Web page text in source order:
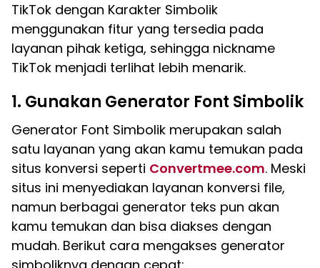
TikTok dengan Karakter Simbolik
menggunakan fitur yang tersedia pada
layanan pihak ketiga, sehingga nickname
TikTok menjadi terlihat lebih menarik.
1. Gunakan Generator Font Simbolik
Generator Font Simbolik merupakan salah
satu layanan yang akan kamu temukan pada
situs konversi seperti Convertmee.com. Meski
situs ini menyediakan layanan konversi file,
namun berbagai generator teks pun akan
kamu temukan dan bisa diakses dengan
mudah. Berikut cara mengakses generator